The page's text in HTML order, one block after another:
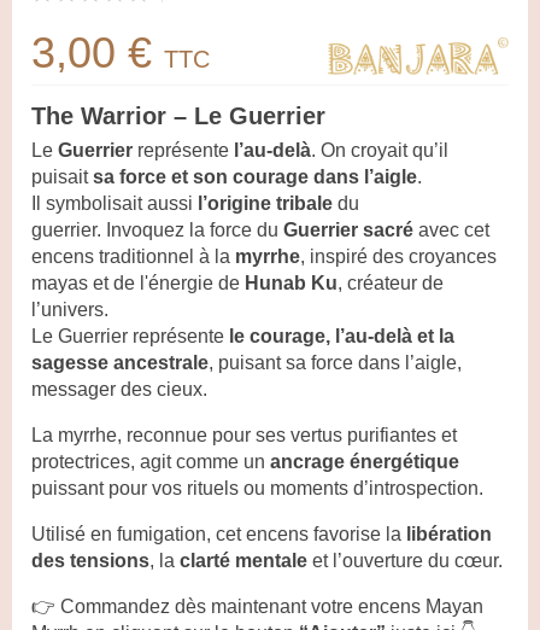
3,00 € TTC
The Warrior – Le Guerrier
Le Guerrier représente l’au-delà. On croyait qu’il
puisaitsa force et son courage dans l’aigle.
Il symbolisait aussi l’origine tribale du
guerrier. Invoquez la force du Guerrier sacré avec cet
encens traditionnel à la myrrhe, inspiré des croyances
mayas et de l'énergie de Hunab Ku, créateur de
l’univers.
Le Guerrier représente le courage, l’au-delà et la
sagesse ancestrale, puisant sa force dans l’aigle,
messager des cieux.
La myrrhe, reconnue pour ses vertus purifiantes et
protectrices, agit comme un ancrage énergétique
puissant pour vos rituels ou moments d’introspection.
Utilisé en fumigation, cet encens favorise la libération
des tensions, la clarté mentale et l’ouverture du cœur.
👉 Commandez dès maintenant votre encens Mayan